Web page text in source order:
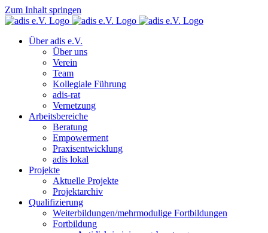
Zum Inhalt springen
Über adis e.V.
Über uns
Verein
Team
Kollegiale Führung
adis-rat
Vernetzung
Arbeitsbereiche
Beratung
Empowerment
Praxisentwicklung
adis lokal
Projekte
Aktuelle Projekte
Projektarchiv
Qualifizierung
Weiterbildungen/mehrmodulige Fortbildungen
Fortbildung